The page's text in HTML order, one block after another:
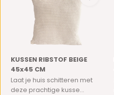
KUSSEN RIBSTOF BEIGE
45x45 CM
Laat je huis schitteren met
deze prachtige kusse...